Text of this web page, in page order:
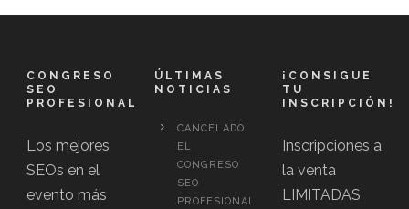
CONGRESO
SEO
PROFESIONAL
Los mejores
SEOs en el
evento más
ÚLTIMAS
NOTICIAS
CANCELADO
EL
CONGRESO
SEO
PROFESIONAL
¡CONSIGUE
TU
INSCRIPCIÓN!
Inscripciones a
la venta
LIMITADAS